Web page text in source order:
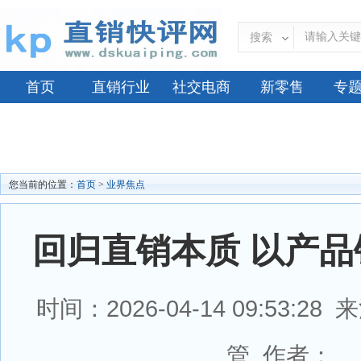
搜索
首页 直销行业 社交电商 新零售 专
您当前的位置： 首页 > 业界焦点
回归直销本质 以产
时间：2026-04-14 09:53:28
管 作者：